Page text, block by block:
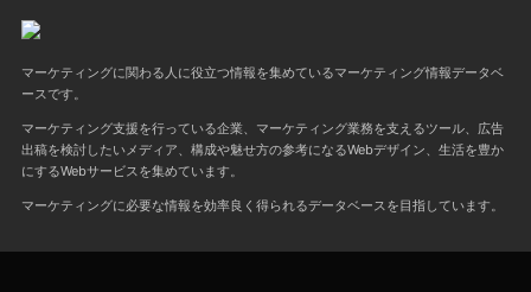
マーケティングに関わる人に役立つ情報を集めているマーケティング情報データベ
ースです。
マーケティング支援を行っている企業、マーケティング業務を支えるツール、広告
出稿を検討したいメディア、構成や魅せ方の参考になるWebデザイン、生活を豊か
にするWebサービスを集めています。
マーケティングに必要な情報を効率良く得られるデータベースを目指しています。